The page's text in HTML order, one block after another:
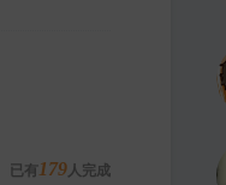
已有 179人完成